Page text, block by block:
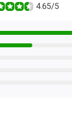
4.65/5